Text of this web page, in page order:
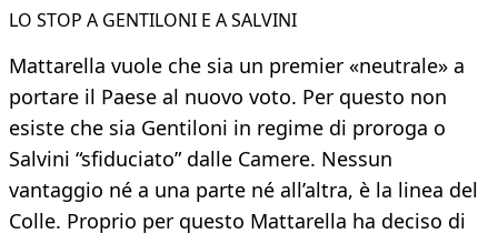
LO STOP A GENTILONI E A SALVINI
Mattarella vuole che sia un premier «neutrale» a
portare il Paese al nuovo voto. Per questo non
esiste che sia Gentiloni in regime di proroga o
Salvini “sfiduciato” dalle Camere. Nessun
vantaggio né a una parte né all’altra, è la linea del
Colle. Proprio per questo Mattarella ha deciso di